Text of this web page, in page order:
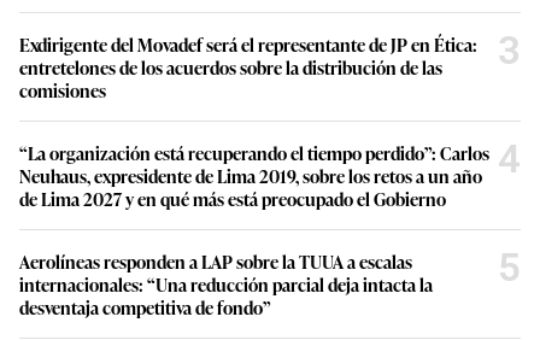
Exdirigente del Movadef será el representante de JP en Ética:
entretelones de los acuerdos sobre la distribución de las
comisiones
3
“La organización está recuperando el tiempo perdido”: Carlos
Neuhaus, expresidente de Lima 2019, sobre los retos a un año
de Lima 2027 y en qué más está preocupado el Gobierno
4
Aerolíneas responden a LAP sobre la TUUA a escalas
internacionales: “Una reducción parcial deja intacta la
desventaja competitiva de fondo”
5